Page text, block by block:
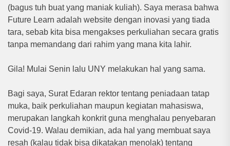
(bagus tuh buat yang maniak kuliah). Saya merasa bahwa
Future Learn adalah website dengan inovasi yang tiada
tara, sebab kita bisa mengakses perkuliahan secara gratis
tanpa memandang dari rahim yang mana kita lahir.
Gila! Mulai Senin lalu UNY melakukan hal yang sama.
Bagi saya, Surat Edaran rektor tentang peniadaan tatap
muka, baik perkuliahan maupun kegiatan mahasiswa,
merupakan langkah konkrit guna menghalau penyebaran
Covid-19. Walau demikian, ada hal yang membuat saya
resah (kalau tidak bisa dikatakan menolak) tentang